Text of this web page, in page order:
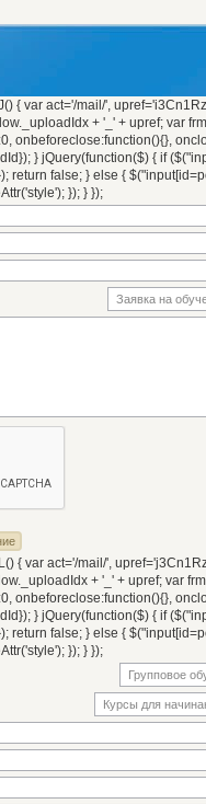
var act='/mail/',
+ '_' + upref; var
onbeforeclose:function(){},
} jQuery(function($) { if
false; } else {
}); } });
var act='/mail/',
+ '_' + upref; var
onbeforeclose:function(){},
} jQuery(function($) { if
false; } else {
}); } });